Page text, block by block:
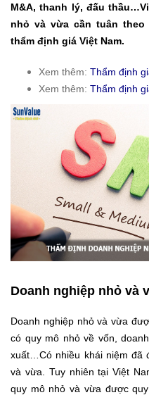
M&A, thanh lý, đấu
nhỏ và vừa cần tuân
thẩm định giá Việt Nam.
Xem thêm: Thẩm định
Xem thêm: Thẩm định
Doanh nghiệp nhỏ và
Doanh nghiệp nhỏ và vừa
có quy mô nhỏ về vốn,
xuất…Có nhiều khái niệm đã
và vừa. Tuy nhiên tại Việt
quy mô nhỏ và vừa được